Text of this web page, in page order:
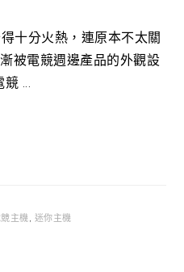
十分火熱，連原本不太關
被電競週邊產品的外觀設
...
主機, 迷你主機